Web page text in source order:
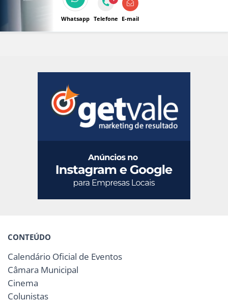
Whatsapp Telefone E-mail
CONTEÚDO
Calendário Oficial de Eventos
Câmara Municipal
Cinema
Colunistas